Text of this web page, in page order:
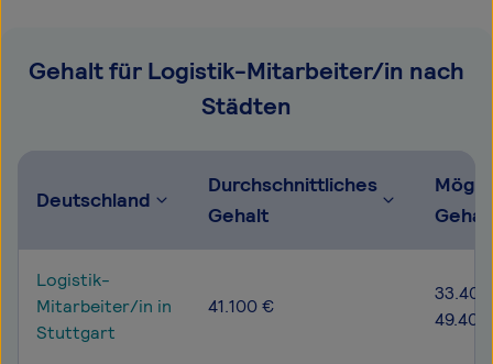
Gehalt für Logistik-Mitarbeiter/in nach
Städten
Deutschland
Durchschnittliches
Gehalt
Logistik-
Mitarbeiter/in in
Stuttgart
41.100 €